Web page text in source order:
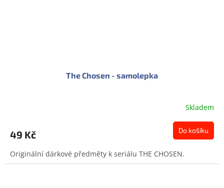
The Chosen - samolepka
Skladem
49 Kč Do košíku
Originální dárkové předměty k seriálu THE CHOSEN.